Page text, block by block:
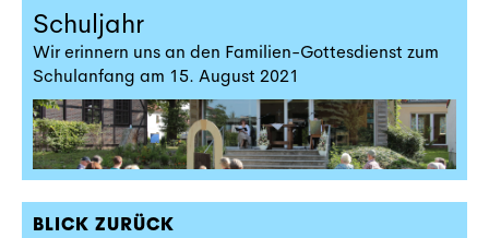
Schuljahr
Wir erinnern uns an den Familien-Gottesdienst zum
Schulanfang am 15. August 2021
BLICK ZURÜCK